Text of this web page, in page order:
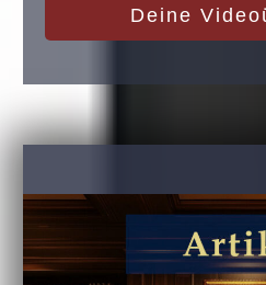
Deine